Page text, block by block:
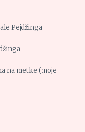
Pejdžinga
na metke (moje